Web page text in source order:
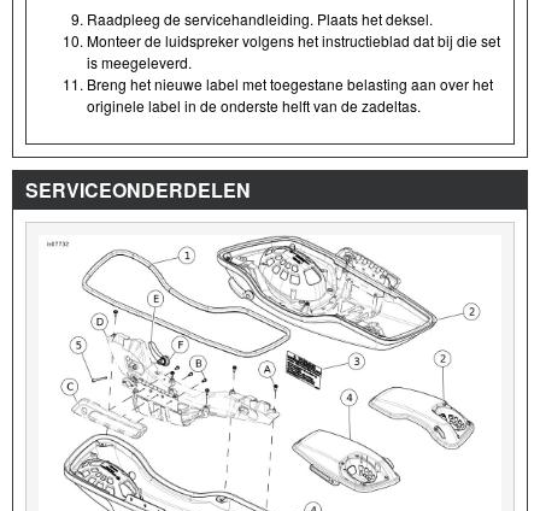
Raadpleeg de servicehandleiding. Plaats het deksel.
Monteer de luidspreker volgens het instructieblad dat bij die set
is meegeleverd.
Breng het nieuwe label met toegestane belasting aan over het
originele label in de onderste helft van de zadeltas.
SERVICEONDERDELEN